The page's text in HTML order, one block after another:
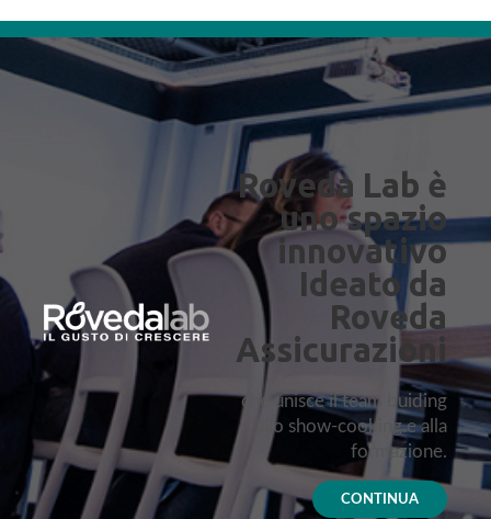
Roveda Lab è
uno spazio
innovativo
Ideato da
Roveda
Assicurazioni
che unisce il team buiding
allo show-cooking e alla
formazione.
CONTINUA